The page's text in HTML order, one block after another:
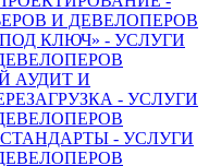
И ДЕВЕЛОПЕРОВ
КЛЮЧ» - УСЛУГИ
АУДИТ И
- УСЛУГИ
- УСЛУГИ